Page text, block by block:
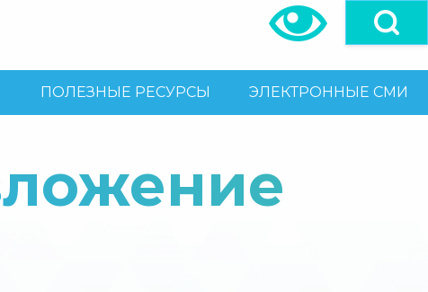
ПОЛЕЗНЫЕ РЕСУРСЫ ЭЛЕКТРОННЫЕ СМИ